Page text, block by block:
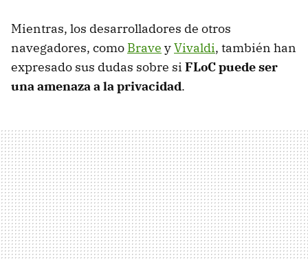
Mientras, los desarrolladores de otros
navegadores, como Brave yVivaldi, también han
expresado sus dudas sobre si FLoC puede ser
una amenaza a la privacidad.